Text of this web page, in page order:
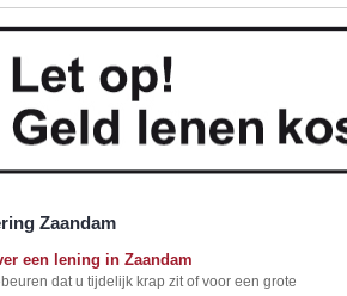
Zaandam
een lening in Zaandam
dat u tijdelijk krap zit of voor een grote